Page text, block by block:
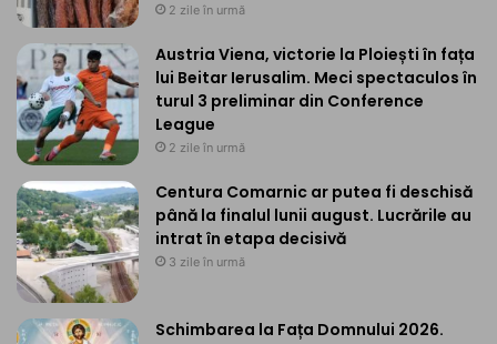
2 zile în urmă
Austria Viena, victorie la Ploiești în fața
lui Beitar Ierusalim. Meci spectaculos în
turul 3 preliminar din Conference
League
2 zile în urmă
Centura Comarnic ar putea fi deschisă
până la finalul lunii august. Lucrările au
intrat în etapa decisivă
3 zile în urmă
Schimbarea la Fața Domnului 2026.